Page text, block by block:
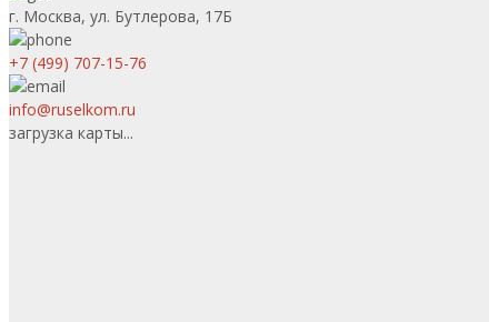
г. Москва, ул. Бутлерова, 17Б
+7 (499) 707-15-76
info@ruselkom.ru
загрузка карты...